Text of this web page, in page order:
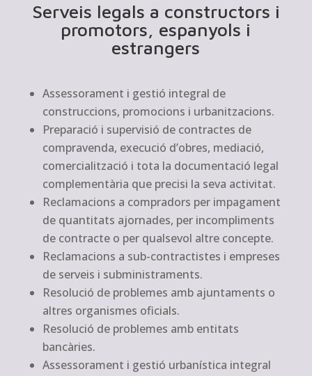
Serveis legals a constructors i
promotors, espanyols i
estrangers
Assessorament i gestió integral de
construccions, promocions i urbanitzacions.
Preparació i supervisió de contractes de
compravenda, execució d’obres, mediació,
comercialització i tota la documentació legal
complementària que precisi la seva activitat.
Reclamacions a compradors per impagament
de quantitats ajornades, per incompliments
de contracte o per qualsevol altre concepte.
Reclamacions a sub-contractistes i empreses
de serveis i subministraments.
Resolució de problemes amb ajuntaments o
altres organismes oficials.
Resolució de problemes amb entitats
bancàries.
Assessorament i gestió urbanística integral